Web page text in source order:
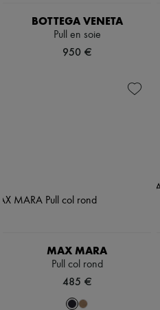
BOTTEGA VENETA
Pull en soie
950 €
MAX MARA
Pull col rond
485 €